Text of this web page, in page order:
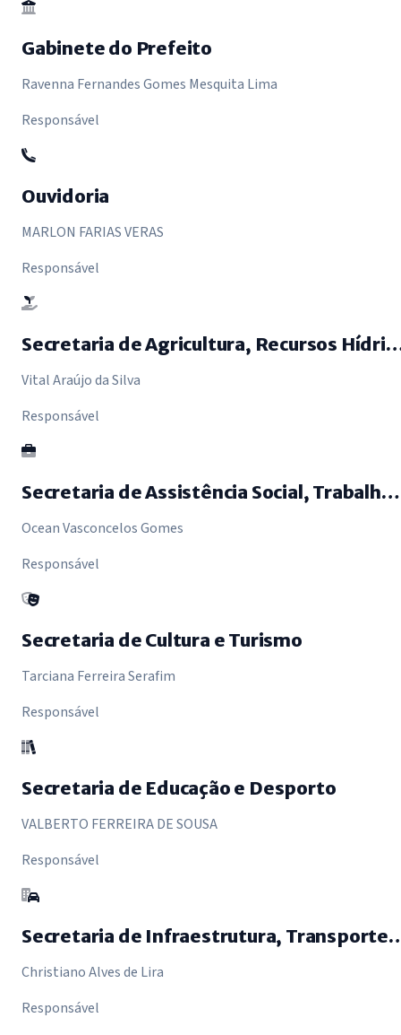
Gabinete do Prefeito
Ravenna Fernandes Gomes Mesquita Lima
Responsável
Ouvidoria
MARLON FARIAS VERAS
Responsável
Secretaria de Agricultura, Recursos
Vital Araújo da Silva
Responsável
Secretaria de Assistência Social, Trabalho e Empreendedorismo
Ocean Vasconcelos Gomes
Responsável
Secretaria de Cultura e Turismo
Tarciana Ferreira Serafim
Responsável
Secretaria de Educação e Desporto
VALBERTO FERREIRA DE SOUSA
Responsável
Secretaria de Infraestrutura,
Christiano Alves de Lira
Responsável